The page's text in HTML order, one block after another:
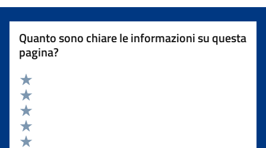
Quanto sono chiare le informazioni su questa
pagina?
Valuta 5 stelle su 5
Valuta 4 stelle su 5
Valuta 3 stelle su 5
Valuta 2 stelle su 5